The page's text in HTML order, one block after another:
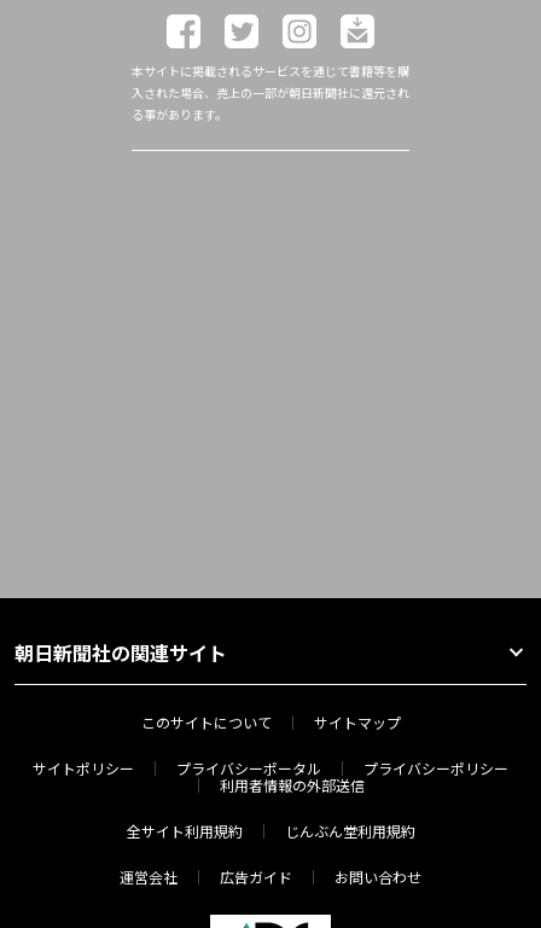
本サイトに掲載されるサービスを通じて書籍等を購
入された場合、売上の一部が朝日新聞社に還元され
る事があります。
朝日新聞社の関連サイト
このサイトについて サイトマップ
サイトポリシー プライバシーポータル
プライバシーポリシー
利用者情報の外部送信
全サイト利用規約 じんぶん堂利用規約
運営会社 広告ガイド お問い合わせ